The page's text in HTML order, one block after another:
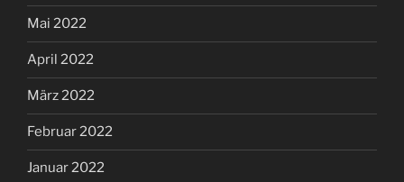
Mai 2022
April 2022
März 2022
Februar 2022
Januar 2022